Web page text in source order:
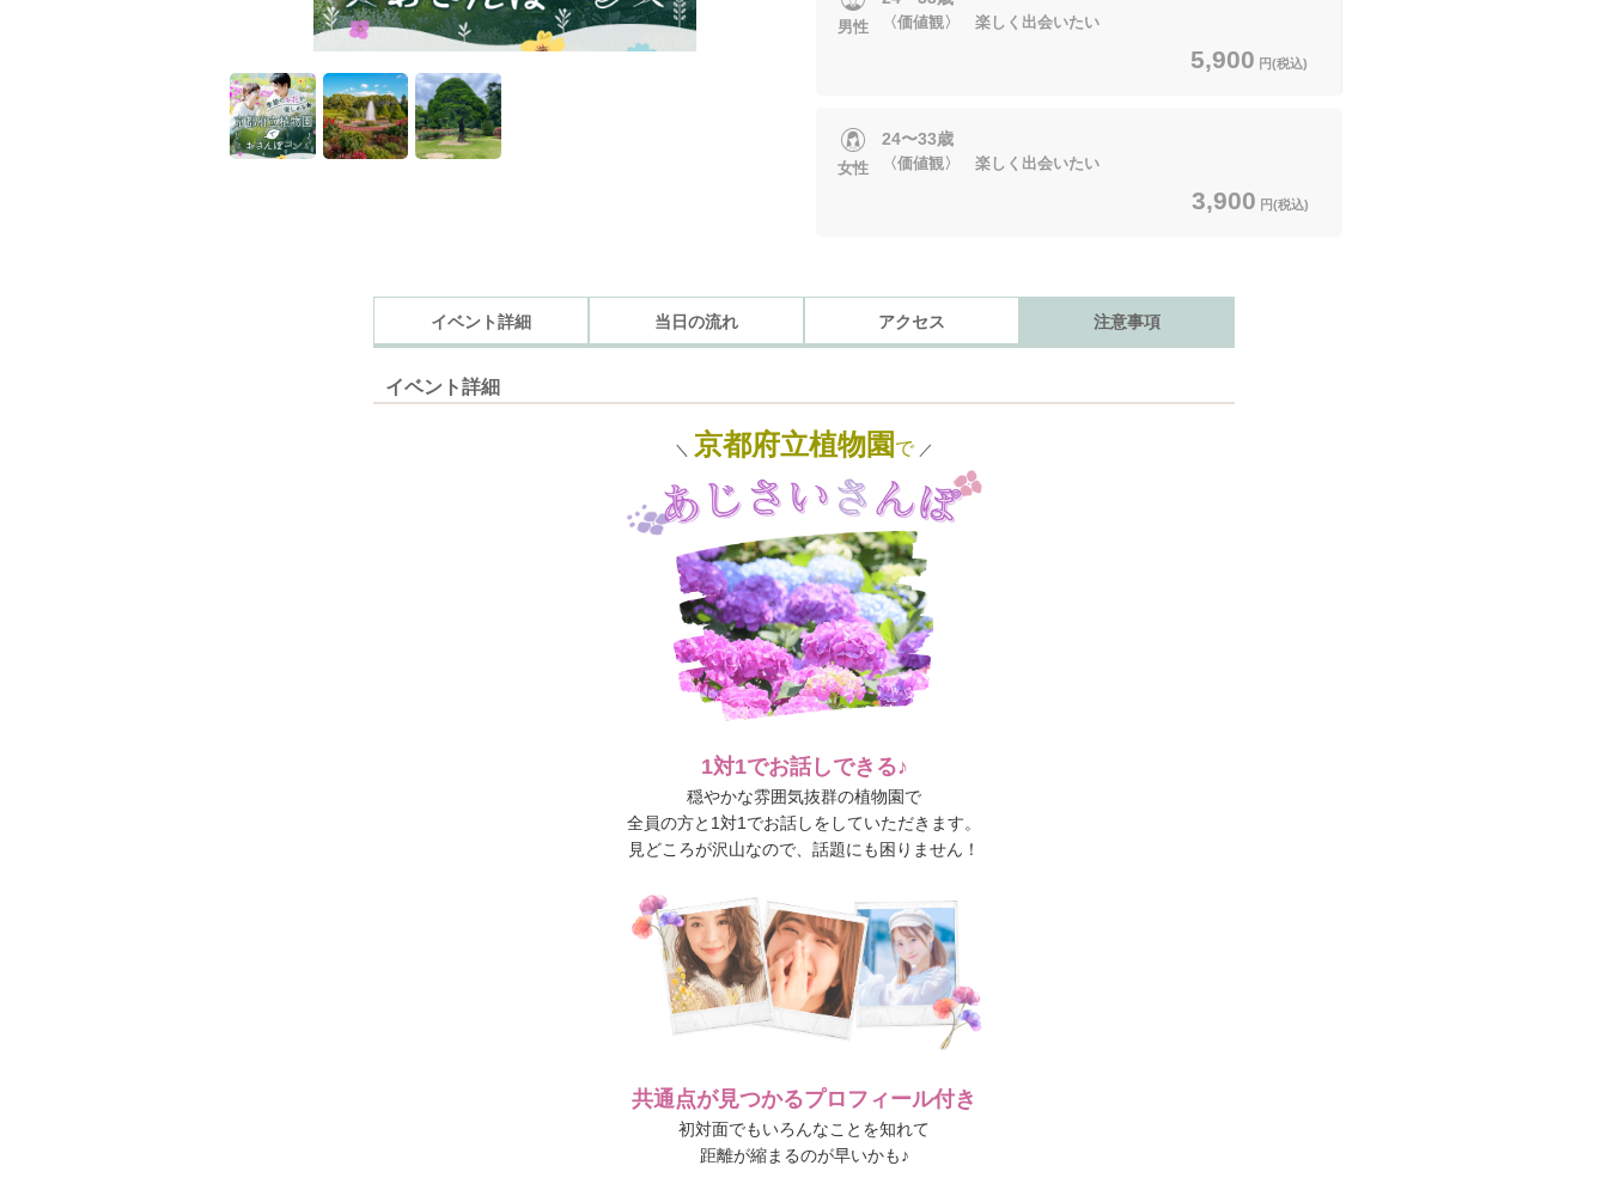
男性 〈価値観〉 楽しく出会いたい
5,900 円(税込)
女性
24〜33歳
〈価値観〉 楽しく出会いたい
3,900 円(税込)
イベント詳細 当日の流れ アクセス 注意事項
イベント詳細
＼ 京都府立植物園 で ／
1対1でお話しできる♪
穏やかな雰囲気抜群の植物園で
全員の方と1対1でお話しをしていただきます。
見どころが沢山なので、話題にも困りません！
共通点が見つかるプロフィール付き
初対面でもいろんなことを知れて
距離が縮まるのが早いかも♪